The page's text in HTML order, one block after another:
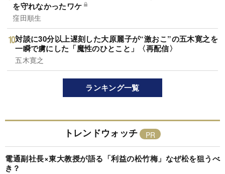
を守れなかったワケ
窪田順生
対談に30分以上遅刻した大原麗子が“激おこ”の五木寛之を
一瞬で虜にした「魔性のひとこと」〈再配信〉
五木寛之
ランキング一覧
トレンドウォッチ
電通副社長×東大教授が語る「利益の松竹梅」なぜ松を狙うべ
き？